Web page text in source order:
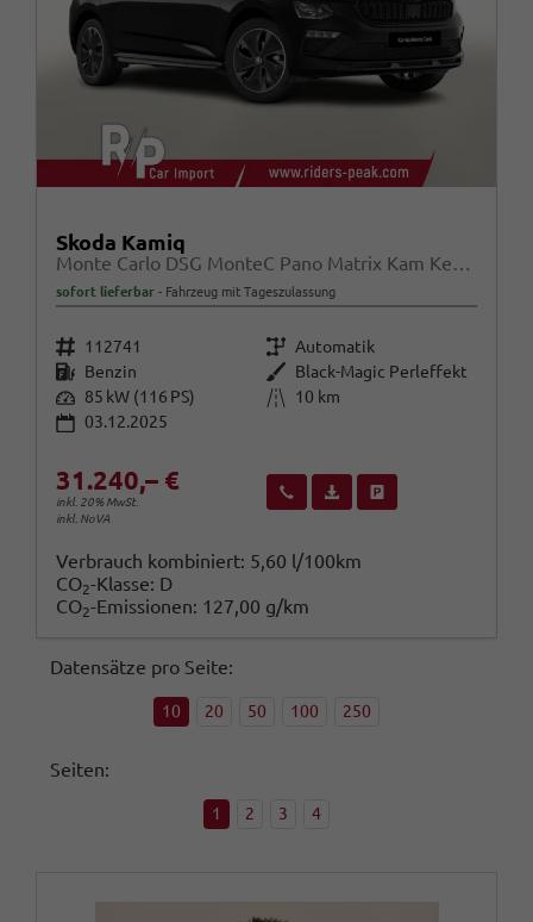
Skoda Kamiq
sofort lieferbar Fahrzeug mit Tageszulassung
Fahrzeugnr. 112741 Getriebe Automatik
Kraftstoff Benzin Außenfarbe
Black-Magic Perleffekt
Leistung 85 kW (116 PS) Kilometerstand
10 km
03.12.2025
31.240,– €
inkl. 20% MwSt.
inkl. NoVA
Wir rufen Sie anFahrzeugexposé (PDF)
Verbrauch kombiniert: 5,60 l/100km
CO2-Klasse: D
CO2-Emissionen: 127,00 g/km
Datensätze pro Seite:
10 20 50 100 250
Seiten:
1 2 3 4